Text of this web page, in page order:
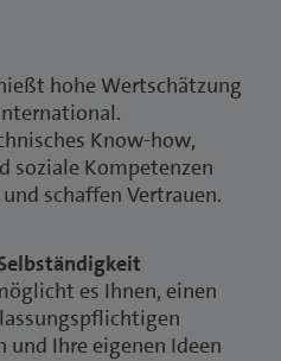
hohe Wertschätzung
Know-how,
soziale Kompetenzen
schaffen Vertrauen.
es Ihnen, einen
und Ihre eigenen Ideen